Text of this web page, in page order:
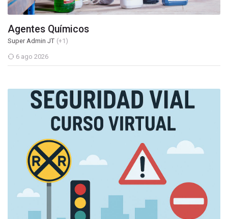
Agentes Químicos
Super Admin JT (+1)
6 ago 2026